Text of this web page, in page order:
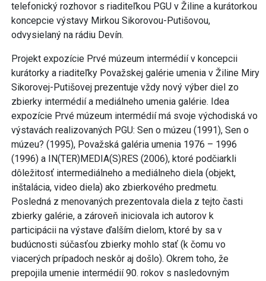
telefonický rozhovor s riaditeľkou PGU v Žiline a kurátorkou
koncepcie výstavy Mirkou Sikorovou-Putišovou,
odvysielaný na rádiu Devín.
Projekt expozície Prvé múzeum intermédií v koncepcii
kurátorky a riaditeľky Považskej galérie umenia v Žiline Miry
Sikorovej-Putišovej prezentuje vždy nový výber diel zo
zbierky intermédií a mediálneho umenia galérie. Idea
expozície Prvé múzeum intermédií má svoje východiská vo
výstavách realizovaných PGU: Sen o múzeu (1991), Sen o
múzeu? (1995), Považská galéria umenia 1976 – 1996
(1996) a IN(TER)MEDIA(S)RES (2006), ktoré podčiarkli
dôležitosť intermediálneho a mediálneho diela (objekt,
inštalácia, video diela) ako zbierkového predmetu.
Posledná z menovaných prezentovala diela z tejto časti
zbierky galérie, a zároveň iniciovala ich autorov k
participácii na výstave ďalším dielom, ktoré by sa v
budúcnosti súčasťou zbierky mohlo stať (k čomu vo
viacerých prípadoch neskôr aj došlo). Okrem toho, že
prepojila umenie intermédií 90. rokov s nasledovným